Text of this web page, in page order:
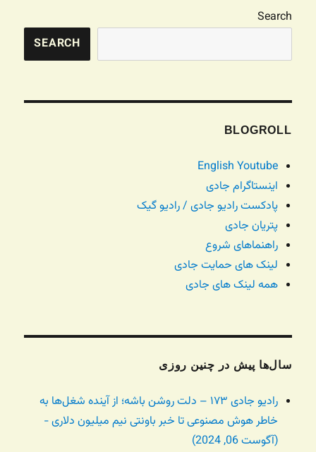
Search
SEARCH
BLOGROLL
English Youtube
اینستاگرام جادی
پادکست رادیو جادی / رادیو گیک
پتریان جادی
راهنماهای شروع
لینک های حمایت جادی
همه لینک های جادی
سال‌ها پیش در چنین روزی
رادیو جادی ۱۷۳ – دلت روشن باشه؛ از آینده شغل‌ها به
خاطر هوش مصنوعی تا خبر باونتی نیم میلیون دلاری -
(آگوست 06, 2024)